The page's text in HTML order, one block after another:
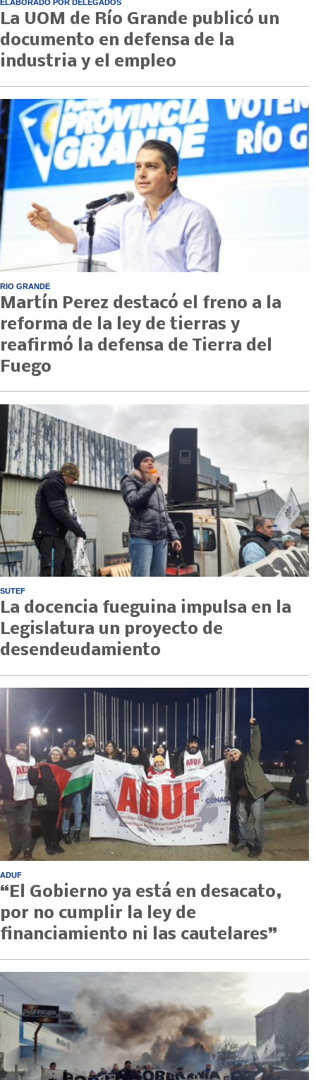
ELABORADO POR DELEGADOS
La UOM de Río Grande publicó un
documento en defensa de la
industria y el empleo
RIO GRANDE
Martín Perez destacó el freno a la
reforma de la ley de tierras y
reafirmó la defensa de Tierra del
Fuego
SUTEF
La docencia fueguina impulsa en la
Legislatura un proyecto de
desendeudamiento
ADUF
“El Gobierno ya está en desacato,
por no cumplir la ley de
financiamiento ni las cautelares”